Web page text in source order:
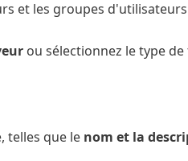
et les groupes
ou sélectionnez le type
telles que le nom et la